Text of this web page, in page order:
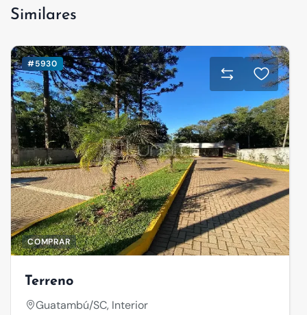
Similares
#5930
COMPRAR
Terreno
Guatambú/SC, Interior